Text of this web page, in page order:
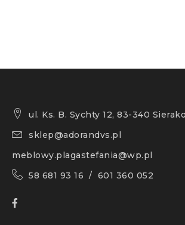
ul. Ks. B. Sychty 12, 83-340
sklep@adorandvs.pl
meblowy.plagastefania@wp.pl
58 681 93 16 / 601 360 052